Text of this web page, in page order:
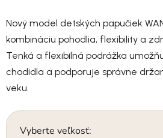
Nový model detských papučiek
kombináciu pohodlia, flexibility a
Tenká a flexibilná podrážka
chodidla a podporuje správne
veku.
Vyberte veľkosť: